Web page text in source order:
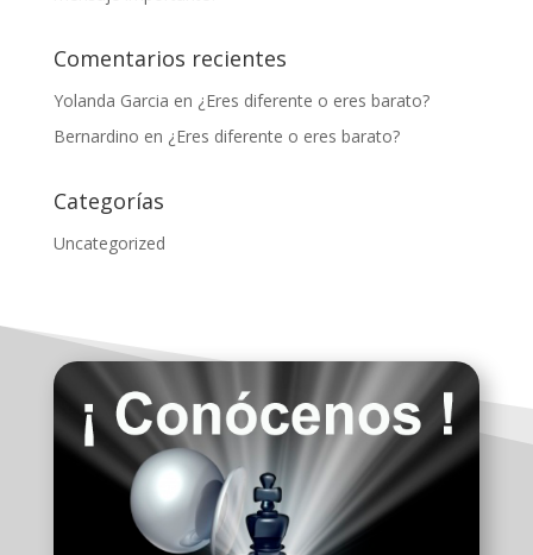
Comentarios recientes
Yolanda Garcia en ¿Eres diferente o eres barato?
Bernardino en ¿Eres diferente o eres barato?
Categorías
Uncategorized